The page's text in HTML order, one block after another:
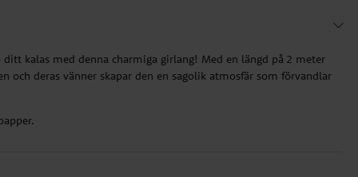
kalas med denna charmiga girlang! Med en längd på 2 meter
och deras vänner skapar den en sagolik atmosfär som förvandlar